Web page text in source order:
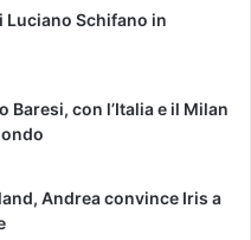
Luciano Schifano in
Baresi, con l’Italia e il Milan
Andrea convince Iris a